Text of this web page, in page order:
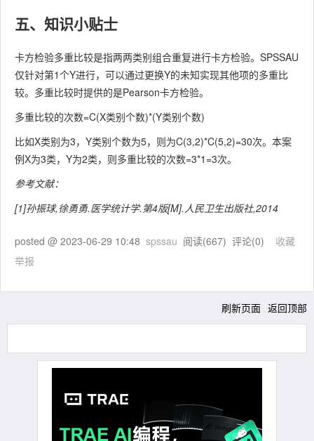
五、知识小贴士
卡方检验多重比较是指两两类别组合重复进行卡方检验。SPSSAU
仅针对第1个Y进行，可以通过更换Y的未知实现其他项的多重比
较。多重比较时提供的是Pearson卡方检验。
多重比较的次数=C(X类别个数)*(Y类别个数)
比如X类别为3，Y类别个数为5，则为C(3,2)*C(5,2)=30次。本案
例X为3类，Y为2类，则多重比较的次数=3*1=3次。
参考文献：
[1]孙振球,徐勇勇.医学统计学.第4版[M].人民卫生出版社,2014
posted @ 2023-06-29 10:48 spssau 阅读(667) 评论(0) 收藏
举报
刷新页面 返回顶部